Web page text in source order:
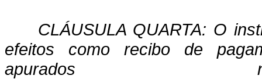
CLÁUSULA QUARTA: O
efeitos como recibo de
apurados